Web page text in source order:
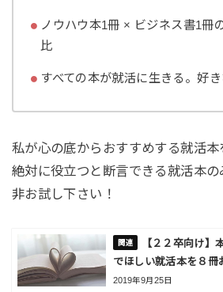
ノウハウ本1冊 × ビジネス書1冊
比
すべての本が就活に生きる。好
私が心の底からおすすめする就活本
絶対に役立つと断言できる就活本
非お試し下さい！
【２２卒向け】
でほしい就活本を８冊
2019年9月25日